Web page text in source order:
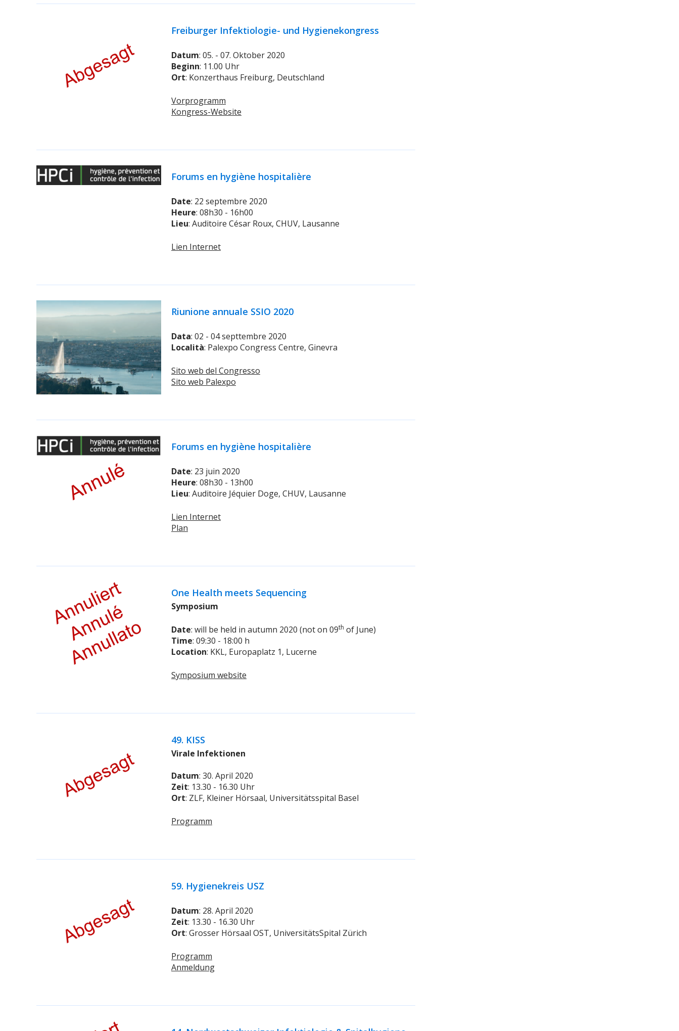
Freiburger Infektiologie- und Hygienekongress
Datum: 05. - 07. Oktober 2020
Beginn: 11.00 Uhr
Ort: Konzerthaus Freiburg, Deutschland
Vorprogramm
Kongress-Website
Forums en hygiène hospitalière
Date: 22 septembre 2020
Heure: 08h30 - 16h00
Lieu: Auditoire César Roux, CHUV, Lausanne
Lien Internet
Riunione annuale SSIO 2020
Data: 02 - 04 septtembre 2020
Località: Palexpo Congress Centre, Ginevra
Sito web del Congresso
Sito web Palexpo
Forums en hygiène hospitalière
Date: 23 juin 2020
Heure: 08h30 - 13h00
Lieu: Auditoire Jéquier Doge, CHUV, Lausanne
Lien Internet
Plan
One Health meets Sequencing
Symposium
Date: will be held in autumn 2020 (not on 09th of June)
Time: 09:30 - 18:00 h
Location: KKL, Europaplatz 1, Lucerne
Symposium website
49. KISS
Virale Infektionen
Datum: 30. April 2020
Zeit: 13.30 - 16.30 Uhr
Ort: ZLF, Kleiner Hörsaal, Universitätsspital Basel
Programm
59. Hygienekreis USZ
Datum: 28. April 2020
Zeit: 13.30 - 16.30 Uhr
Ort: Grosser Hörsaal OST, UniversitätsSpital Zürich
Programm
Anmeldung